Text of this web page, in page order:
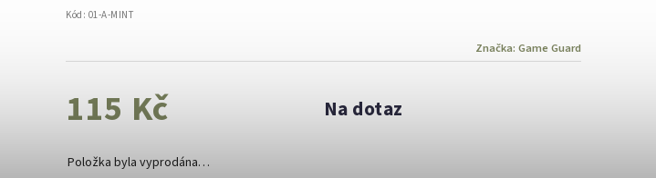
Kód: 01-A-MINT
Značka: Game Guard
115 Kč Na dotaz
Položka byla vyprodána…